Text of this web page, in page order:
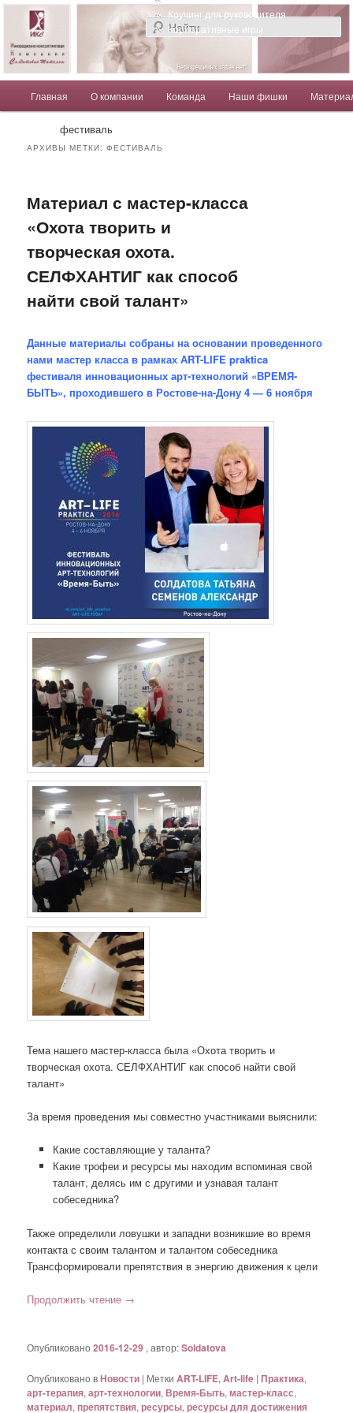
Солдатова Татьяна
Компания Солдатовой Татьяны
Главное менюПерейти к основному содержимому
Перейти к дополнительному содержимому
Главная О компании Команда Наши фишки
Коучинг для руководителя
Корпоративные игры
фестиваль
АРХИВЫ МЕТКИ:ФЕСТИВАЛЬ
Материал с мастер-класса
«Охота творить и
творческая охота.
СЕЛФХАНТИГ как способ
найти свой талант»
Данные материалы собраны на основании проведенного
нами мастер класса в рамках АRT-LIFE praktica
фестиваля инновационных арт-технологий «ВРЕМЯ-
БЫТЬ», проходившего в Ростове-на-Дону 4 — 6 ноября
Тема нашего мастер-класса была «Охота творить и
творческая охота. СЕЛФХАНТИГ как способ найти свой
талант»
За время проведения мы совместно участниками выяснили:
Какие составляющие у таланта?
Какие трофеи и ресурсы мы находим вспоминая свой
талант, делясь им с другими и узнавая талант
собеседника?
Также определили ловушки и западни возникшие во время
контакта с своим талантом и талантом собеседника
Трансформировали препятствия в энергию движения к цели
Продолжить чтение →
Опубликовано2016-12-29 , автор:Soldatova
Опубликовано вНовости | Метки ART-LIFE,Art-life | Практика,
арт-терапия,арт-технологии,Время-Быть, мастер-класс,
материал, препятствия,ресурсы,ресурсы для достижения